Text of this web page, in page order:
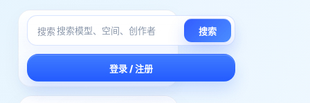
搜索 搜索
登录 / 注册